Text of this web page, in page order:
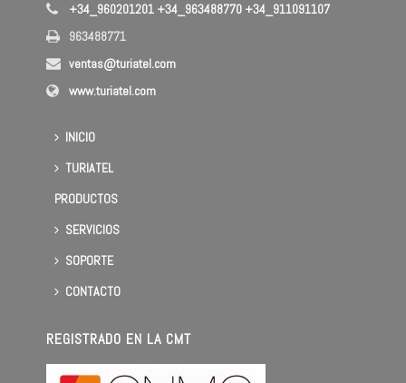
+34_960201201 +34_963488770 +34_911091107
963488771
ventas@turiatel.com
www.turiatel.com
INICIO
TURIATEL
PRODUCTOS
SERVICIOS
SOPORTE
CONTACTO
REGISTRADO EN LA CMT